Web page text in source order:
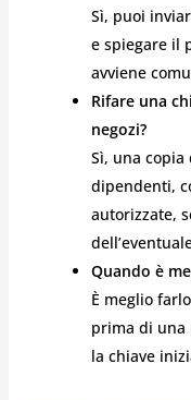
Sì, puoi
e spiegare il
avviene
Rifare una
negozi?
Sì, una
dipendenti,
autorizzate,
Quando è
È meglio
prima di una
la chiave